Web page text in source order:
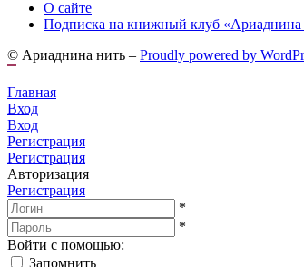
О сайте
Подписка на книжный клуб «Ариаднина
© Ариаднина нить – Proudly powered by
Главная
Вход
Вход
Регистрация
Регистрация
Авторизация
Регистрация
*
*
Войти с помощью:
Запомнить